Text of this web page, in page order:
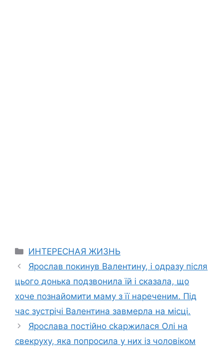
Categories
ИНТЕРЕСНАЯ ЖИЗНЬ
Ярослав покинув Валентину, і одразу після
цього донька подзвонила їй і сказала, що
хоче познайомити маму з її нареченим. Під
час зустрічі Валентина завмерла на місці.
Ярослава постійно сkаржилася Олі на
свекруху, яка попросила у них із чоловіком